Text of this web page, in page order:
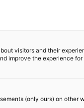
finden Sie
visitors and their
improve the experience for
(only ours) on other